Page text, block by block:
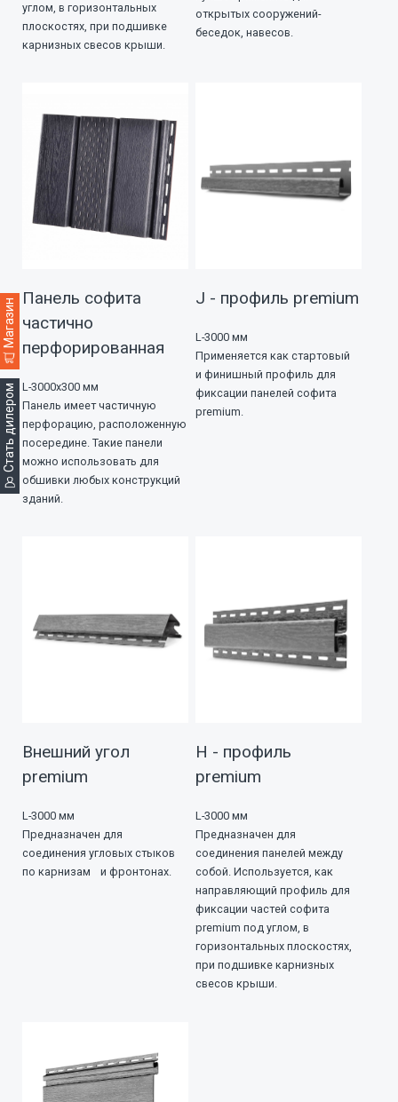
Стать дилером
Магазин
углом, в горизонтальных
плоскостях, при подшивке
карнизных свесов крыши.
открытых сооружений-
беседок, навесов.
Панель софита
частично
перфорированная
L-3000х300 мм
Панель имеет частичную
перфорацию, расположенную
посередине. Такие панели
можно использовать для
обшивки любых конструкций
зданий.
J - профиль premium
L-3000 мм
Применяется как стартовый
и финишный профиль для
фиксации панелей софита
premium.
Внешний угол
premium
L-3000 мм
Предназначен для
соединения угловых стыков
по карнизам и фронтонах.
Н - профиль
premium
L-3000 мм
Предназначен для
соединения панелей между
собой. Используется, как
направляющий профиль для
фиксации частей софита
premium под углом, в
горизонтальных плоскостях,
при подшивке карнизных
свесов крыши.